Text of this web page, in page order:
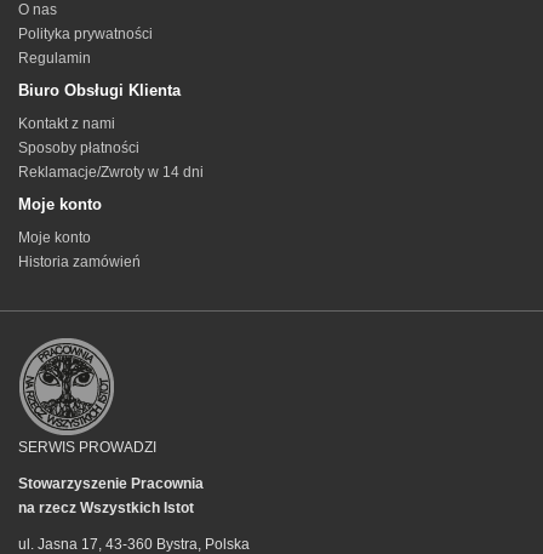
O nas
Polityka prywatności
Regulamin
Biuro Obsługi Klienta
Kontakt z nami
Sposoby płatności
Reklamacje/Zwroty w 14 dni
Moje konto
Moje konto
Historia zamówień
SERWIS PROWADZI
Stowarzyszenie Pracownia
na rzecz Wszystkich Istot
ul. Jasna 17, 43-360 Bystra, Polska